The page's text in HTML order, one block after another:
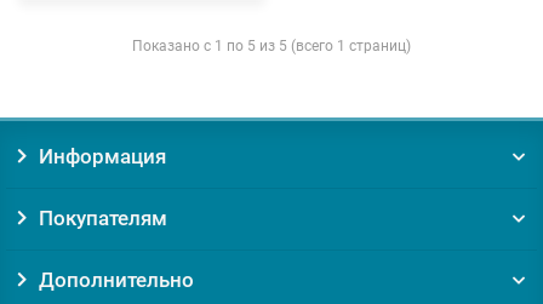
Показано с 1 по 5 из 5 (всего 1 страниц)
Информация
Покупателям
Дополнительно